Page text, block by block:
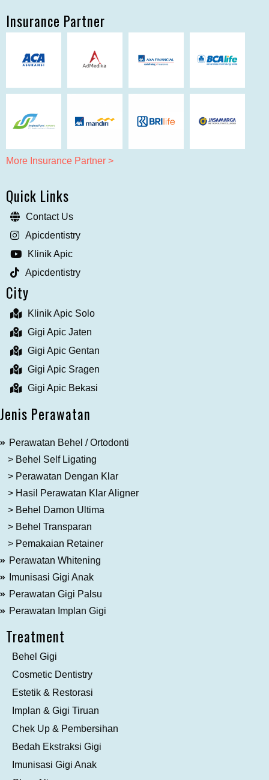
Insurance Partner
More Insurance Partner >
Quick Links
Contact Us
Apicdentistry
Klinik Apic
Apicdentistry
City
Klinik Apic Solo
Gigi Apic Jaten
Gigi Apic Gentan
Gigi Apic Sragen
Gigi Apic Bekasi
Jenis Perawatan
Perawatan Behel / Ortodonti
> Behel Self Ligating
> Perawatan Dengan Klar
> Hasil Perawatan Klar Aligner
> Behel Damon Ultima
> Behel Transparan
> Pemakaian Retainer
Perawatan Whitening
Imunisasi Gigi Anak
Perawatan Gigi Palsu
Perawatan Implan Gigi
Treatment
Behel Gigi
Cosmetic Dentistry
Estetik & Restorasi
Implan & Gigi Tiruan
Chek Up & Pembersihan
Bedah Ekstraksi Gigi
Imunisasi Gigi Anak